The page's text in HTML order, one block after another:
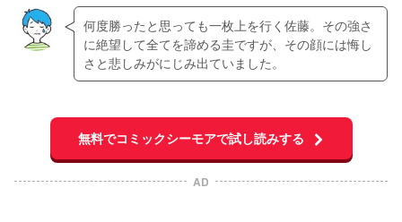
何度勝ったと思っても一枚上を行く佐藤。その強さ
に絶望して全てを諦める圭ですが、その顔には悔し
さと悲しみがにじみ出ていました。
無料でコミックシーモアで試し読みする
AD